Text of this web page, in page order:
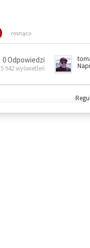
rosnąco
0 Odpowiedzi
5 942 wyświetleń